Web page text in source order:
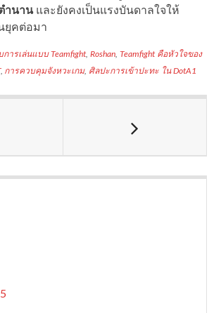
ำนานและยังคงเป็นแรงบันดาลใจให้
ยุคต่อมา
การเล่นแบบ Teamfight,Roshan, Teamfight คือหัวใจของ
, การควบคุมจังหวะเกม, ศิลปะการเข้าปะทะ ใน DotA1